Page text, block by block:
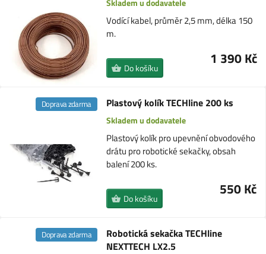
Skladem u dodavatele
Vodící kabel, průměr 2,5 mm, délka 150
m.
1 390 Kč
Do košíku
Plastový kolík TECHline 200 ks
Doprava zdarma
Skladem u dodavatele
Plastový kolík pro upevnění obvodového
drátu pro robotické sekačky, obsah
balení 200 ks.
550 Kč
Do košíku
Robotická sekačka TECHline
NEXTTECH LX2.5
Doprava zdarma